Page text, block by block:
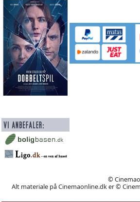
©
Alt materiale på Cinemaonline.dk er ©